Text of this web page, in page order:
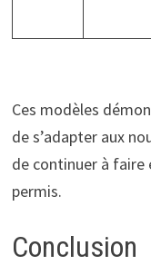
Ces modèles
de s’adapter aux
de continuer à faire
permis.
Conclusion